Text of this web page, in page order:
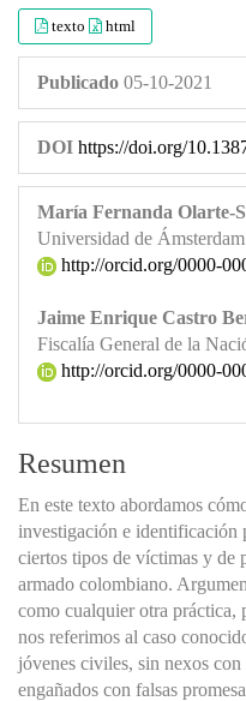
texto html
Publicado 05-10-2021
DOI https://doi.org/
María Fernanda Olarte-
Universidad de Ámsterdam
http://orcid.org/0000-
Jaime Enrique Castro
Fiscalía General de la
http://orcid.org/0000-
Resumen
En este texto abordamos
investigación e identificación
ciertos tipos de víctimas y de
armado colombiano.
como cualquier otra práctica,
nos referimos al caso
jóvenes civiles, sin nexos
engañados con falsas